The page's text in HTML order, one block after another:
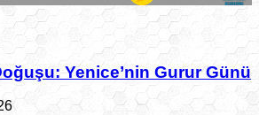
Ye­ni­ce’nin Gurur Günü